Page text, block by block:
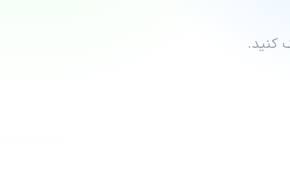
کنید.